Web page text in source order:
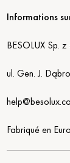
Informations
BESOLUX Sp.
ul. Gen. J.
Fabriqué en